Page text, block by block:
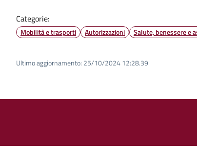
Categorie:
Mobilità e trasporti Autorizzazioni Salute, benessere e
Ultimo aggiornamento: 25/10/2024 12:28.39